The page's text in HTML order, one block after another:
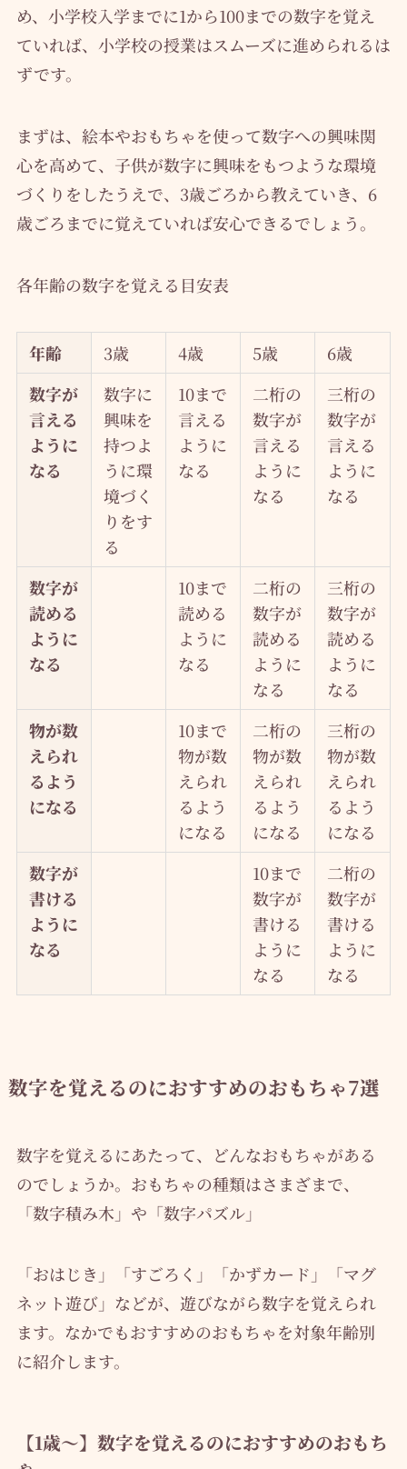
め、小学校入学までに1から100までの数字を覚え
ていれば、小学校の授業はスムーズに進められるは
ずです。
まずは、絵本やおもちゃを使って数字への興味関
心を高めて、子供が数字に興味をもつような環境
づくりをしたうえで、3歳ごろから教えていき、6
歳ごろまでに覚えていれば安心できるでしょう。
各年齢の数字を覚える目安表
年齢 3歳 4歳 5歳
6歳
数字が
言える
ように
なる
数字に
興味を
持つよ
うに環
境づく
りをす
る
10まで
言える
ように
なる
二桁の
数字が
言える
ように
なる
三桁の
数字が
言える
ように
なる
数字が
読める
ように
なる
10まで
読める
ように
なる
二桁の
数字が
読める
ように
なる
三桁の
数字が
読める
ように
なる
物が数
えられ
るよう
になる
10まで
物が数
えられ
るよう
になる
二桁の
物が数
えられ
るよう
になる
三桁の
物が数
えられ
るよう
になる
数字が
書ける
ように
なる
10まで
数字が
書ける
ように
なる
二桁の
数字が
書ける
ように
なる
数字を覚えるのにおすすめのおもちゃ7選
数字を覚えるにあたって、どんなおもちゃがある
のでしょうか。おもちゃの種類はさまざまで、
「数字積み木」や「数字パズル」
「おはじき」「すごろく」「かずカード」「マグ
ネット遊び」などが、遊びながら数字を覚えられ
ます。なかでもおすすめのおもちゃを対象年齢別
に紹介します。
【1歳～】数字を覚えるのにおすすめのおもち